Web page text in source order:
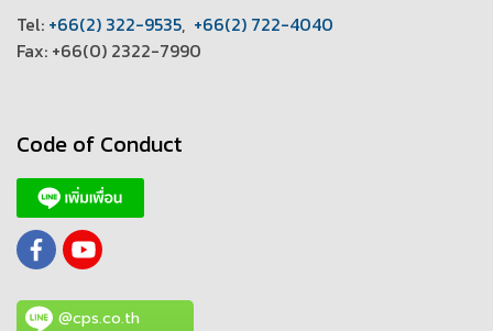
Tel: +66(2) 322-9535, +66(2) 722-4040
Fax: +66(0) 2322-7990
Code of Conduct
@cps.co.th